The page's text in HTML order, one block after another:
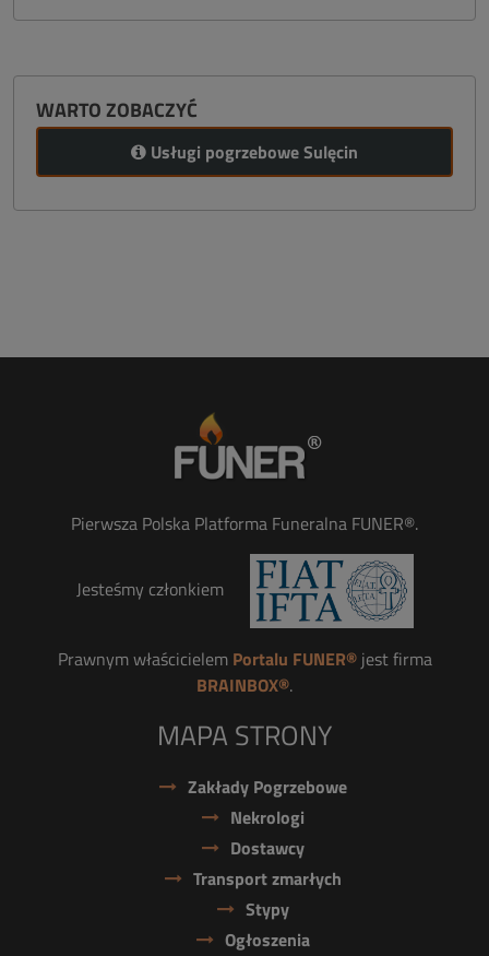
WARTO ZOBACZYĆ
Usługi pogrzebowe Sulęcin
Pierwsza Polska Platforma Funeralna FUNER®.
Jesteśmy członkiem
Prawnym właścicielem Portalu FUNER®jest firma
BRAINBOX®.
MAPA STRONY
Zakłady Pogrzebowe
Nekrologi
Dostawcy
Transport zmarłych
Stypy
Ogłoszenia